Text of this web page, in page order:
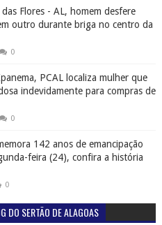
das Flores - AL, homem desfere
outro durante briga no centro da
0
PCAL localiza mulher que
indevidamente para compras de
0
142 anos de emancipação
feira (24), confira a história
0
DO SERTÃO DE ALAGOAS